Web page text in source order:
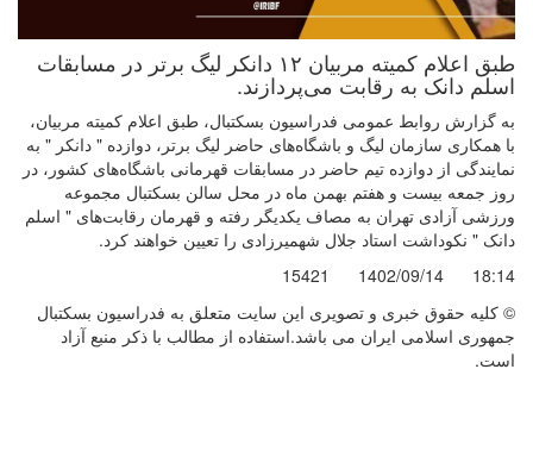
طبق اعلام کمیته مربیان ۱۲ دانکر لیگ برتر در مسابقات
اسلم دانک به رقابت می‌پردازند.
به گزارش روابط عمومی فدراسیون بسکتبال، طبق اعلام کمیته مربیان،
با همکاری سازمان لیگ و باشگاه‌های حاضر لیگ برتر، دوازده " دانکر " به
نمایندگی از دوازده تیم حاضر در مسابقات قهرمانی باشگاه‌های کشور، در
روز جمعه بیست و هفتم بهمن ماه در محل سالن بسکتبال مجموعه
ورزشی آزادی تهران به مصاف یکدیگر رفته و قهرمان رقابت‌های " اسلم
دانک " نکوداشت استاد جلال شهمیرزادی را تعیین خواهند کرد.
18:14
1402/09/14
15421
© کليه حقوق خبری و تصويری اين سايت متعلق به فدراسیون بسکتبال
جمهوری اسلامی ایران می باشد.استفاده از مطالب با ذكر منبع آزاد
است.